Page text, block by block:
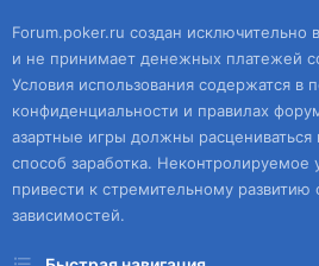
Forum.poker.ru создан
и не принимает денежных платежей
Условия использования содержатся в
конфиденциальности и правилах
азартные игры должны расцениваться
способ заработка.
привести к стремительному развитию
зависимостей.